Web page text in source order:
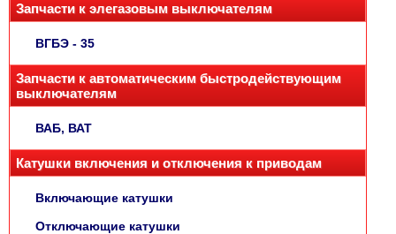
Запчасти к элегазовым выключателям
ВГБЭ - 35
Запчасти к автоматическим быстродействующим
выключателям
ВАБ, ВАТ
Катушки включения и отключения к приводам
Включающие катушки
Отключающие катушки